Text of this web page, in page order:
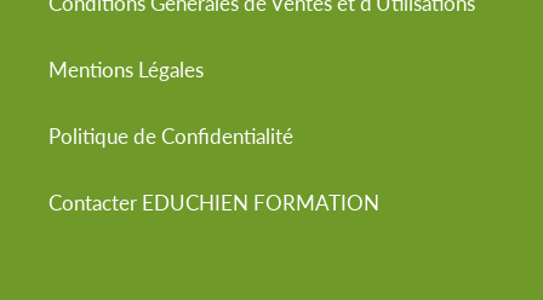
Mentions Légales
Politique de Confidentialité
Contacter EDUCHIEN FORMATION